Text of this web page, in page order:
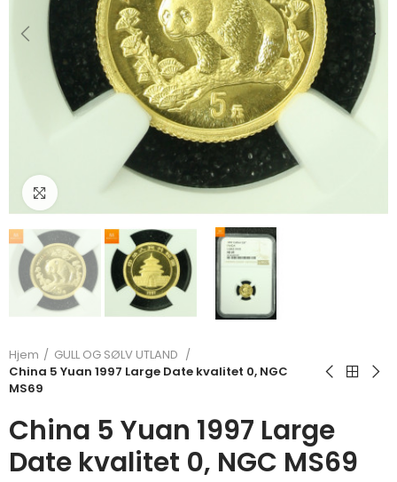
Klikk for å forstørre
Hjem
GULL OG SØLV UTLAND
China 5 Yuan 1997 Large Date kvalitet 0, NGC
MS69
China 5 Yuan 1997 Large
Date kvalitet 0, NGC MS69